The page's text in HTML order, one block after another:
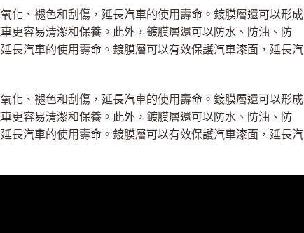
化、褪色和刮傷，延長汽車的使用壽命。鍍膜層還可以形成
更容易清潔和保養。此外，鍍膜層還可以防水、防油、防
長汽車的使用壽命。鍍膜層可以有效保護汽車漆面，延長汽
化、褪色和刮傷，延長汽車的使用壽命。鍍膜層還可以形成
更容易清潔和保養。此外，鍍膜層還可以防水、防油、防
長汽車的使用壽命。鍍膜層可以有效保護汽車漆面，延長汽